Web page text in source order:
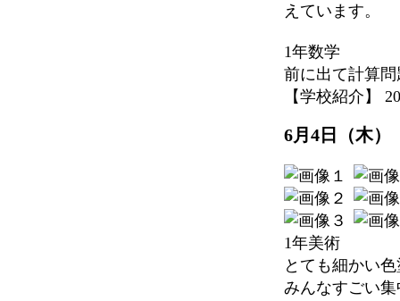
えています。
1年数学
前に出て計算
【学校紹介】
6月4日（木
1年美術
とても細かい
みんなすごい